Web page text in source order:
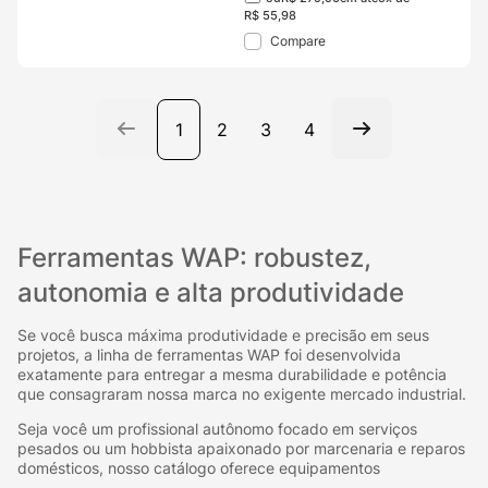
R$ 55 98
Compare
1 2 3 4
Ferramentas WAP: robustez,
autonomia e alta produtividade
Se você busca máxima produtividade e precisão em seus
projetos, a linha de ferramentas WAP foi desenvolvida
exatamente para entregar a mesma durabilidade e potência
que consagraram nossa marca no exigente mercado industrial.
Seja você um profissional autônomo focado em serviços
pesados ou um hobbista apaixonado por marcenaria e reparos
domésticos, nosso catálogo oferece equipamentos